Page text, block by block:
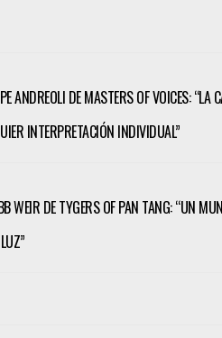
ANDREOLI DE MASTERS OF VOICES: “LA
INTERPRETACIÓN INDIVIDUAL”
WEIR DE TYGERS OF PAN TANG: “UN